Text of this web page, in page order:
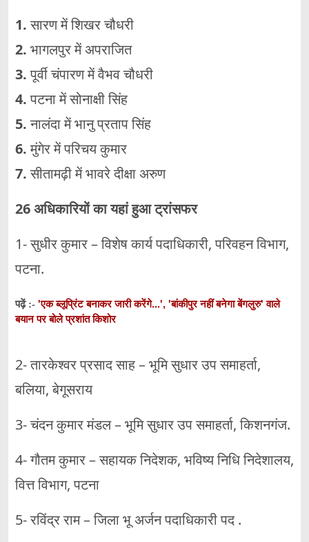
1.सारण में शिखर चौधरी
2. भागलपुर में अपराजित
3.पूर्वी चंपारण में वैभव चौधरी
4.पटना में सोनाक्षी सिंह
5.नालंदा में भानु प्रताप सिंह
6.मुंगेर में परिचय कुमार
7.सीतामढ़ी में भावरे दीक्षा अरुण
26 अधिकारियों का यहां हुआ ट्रांसफर
1- सुधीर कुमार – विशेष कार्य पदाधिकारी, परिवहन विभाग,
पटना.
पढ़ें :- 'एक ब्लूप्रिंट बनाकर जारी करेंगे...', 'बांकीपुर नहीं बनेगा बेंगलुरु' वाले
बयान पर बोले प्रशांत किशोर
2- तारकेश्वर प्रसाद साह – भूमि सुधार उप समाहर्ता,
बलिया, बेगूसराय
3- चंदन कुमार मंडल – भूमि सुधार उप समाहर्ता, किशनगंज.
4- गौतम कुमार – सहायक निदेशक, भविष्य निधि निदेशालय,
वित्त विभाग, पटना
5- रविंद्र राम – जिला भू अर्जन पदाधिकारी पद .